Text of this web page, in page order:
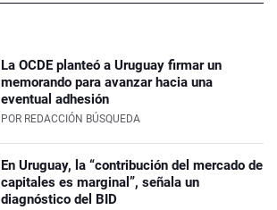
La OCDE planteó a Uruguay firmar un
memorando para avanzar hacia una
eventual adhesión
POR REDACCIÓN BÚSQUEDA
En Uruguay, la “contribución del mercado de
capitales es marginal”, señala un
diagnóstico del BID